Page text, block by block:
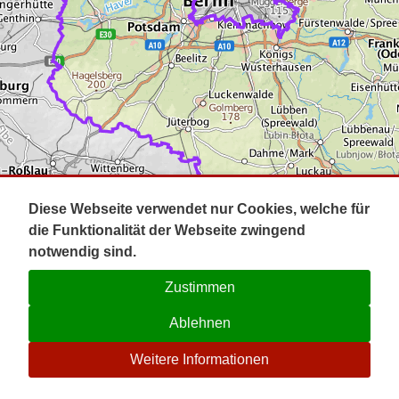
Impressum
Kontakt
☉
Diese Webseite verwendet nur Cookies, welche für
die Funktionalität der Webseite zwingend
notwendig sind.
Zustimmen
Ablehnen
Weitere Informationen